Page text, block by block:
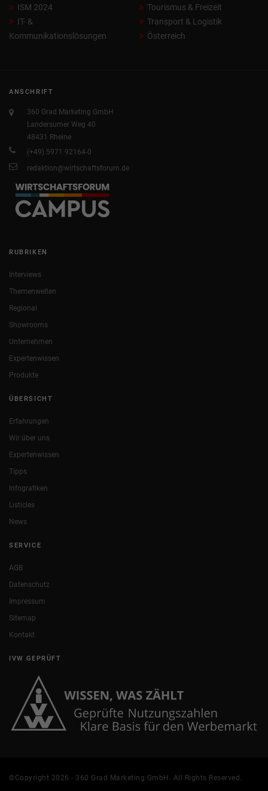
ISM 2024
IT- &
Kommunikationslösungen
Tourismus & Freizeit
Transport & Logistik
Österreich
ANSCHRIFT
360 Grad Marketing GmbH
Landersumer Weg 40
48431 Rheine
(+49) 5971 92164-0
redaktion@wirtschaftsforum.de
RUBRIKEN
Interviews
Themenwelten
Regional
Showrooms
Unternehmen
Expertenwissen
Produkte
ÜBERSICHT
Erfahrungen
Wir über uns
Expertenwissen
Tipps
Infografiken
Listicles
News
SERVICE
AGB
Datenschutz
Impressum
Sitemap
Kontakt
IVW GEPRÜFT
©Copyright 2026 - 360 Grad Marketing GmbH. All Rights Reserved.